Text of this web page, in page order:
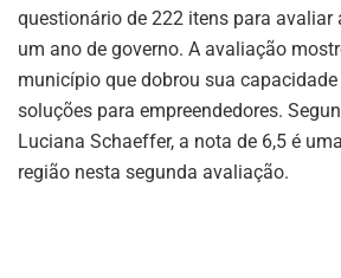
questionário de 222 itens para avaliar
um ano de governo. A avaliação
município que dobrou sua
soluções para empreendedores.
Luciana Schaeffer, a nota de 6,5 é
região nesta segunda avaliação.